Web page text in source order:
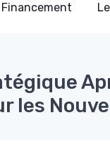
Financement
les